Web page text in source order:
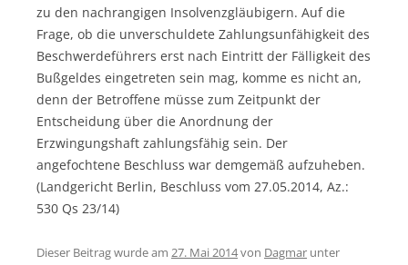
zu den nachrangigen Insolvenzgläubigern. Auf die
Frage, ob die unverschuldete Zahlungsunfähigkeit des
Beschwerdeführers erst nach Eintritt der Fälligkeit des
Bußgeldes eingetreten sein mag, komme es nicht an,
denn der Betroffene müsse zum Zeitpunkt der
Entscheidung über die Anordnung der
Erzwingungshaft zahlungsfähig sein. Der
angefochtene Beschluss war demgemäß aufzuheben.
(Landgericht Berlin, Beschluss vom 27.05.2014, Az.:
530 Qs 23/14)
Dieser Beitrag wurde am 27. Mai 2014von Dagmar unter